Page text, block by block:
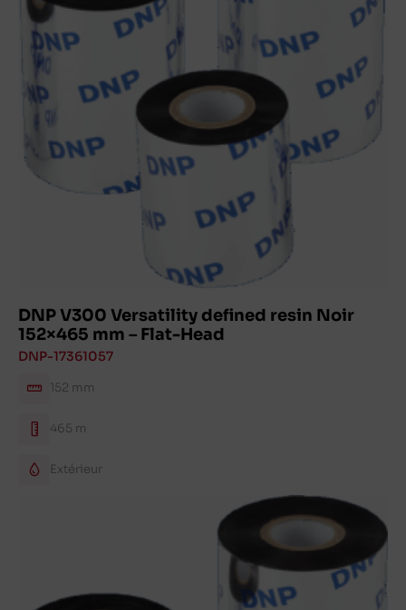
DNP V300 Versatility defined resin Noir
152×465 mm – Flat-Head
DNP-17361057
152 mm
465 m
Extérieur